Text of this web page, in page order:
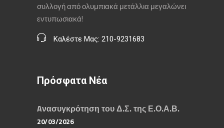
συλλογή από ολυμπιακά μετάλλια μεγαλώνει
εντυπωσιακά!
Καλέστε Μας: 210-9231683
Πρόσφατα Νέα
Aνασυγκρότηση του Δ.Σ. της Ε.Ο.Α.Β.
20/03/2026